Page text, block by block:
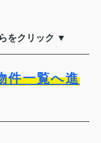
をクリック ▼
件一覧へ進